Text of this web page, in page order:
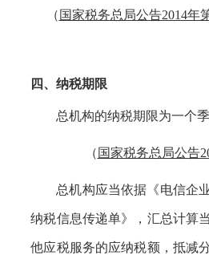
（ 国家税务总局公告2014年
四、纳税期限
总机构的纳税期限为一个季
（ 国家税务总局公告
总机构应当依据《电信企
纳税信息传递单》，汇总计算
他应税服务的应纳税额，抵减